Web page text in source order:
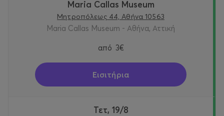
Maria Callas Museum
Μητροπόλεως 44, Αθήνα 10563
Maria Callas Museum - Αθήνα, Αττική
από 3€
Εισιτήρια
Τετ, 19/8